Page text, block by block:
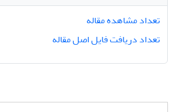
تعداد مشاهده مقاله
تعداد دریافت فایل اصل مقاله